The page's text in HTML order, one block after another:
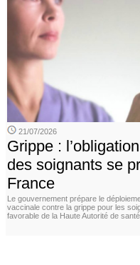
21/07/2026
Grippe :
des soignants se
France
Le gouvernement prépare le
vaccinale contre la grippe pour les
favorable de la Haute Autorité de santé